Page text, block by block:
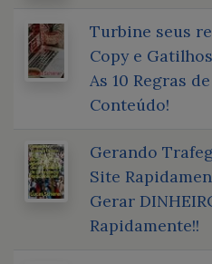
Turbine seus
Copy e
As 10 Regras
Conteúdo!
Gerando
Site
Gerar
Rapidamente!!